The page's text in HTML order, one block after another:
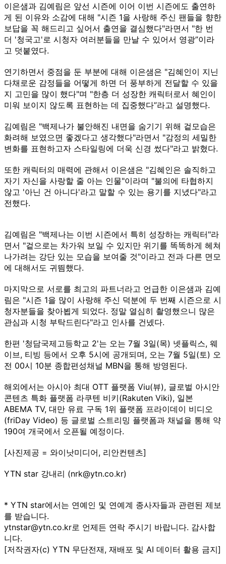
이은샘과 김예림은 앞선 시즌에 이어 이번 시즌에도 출연하
게 된 이유와 소감에 대해 "시즌 1을 사랑해 주신 팬들을 향한
보답을 꼭 해드리고 싶어서 출연을 결심했다"라면서 "한 번
더 '청국고'로 시청자 여러분들을 만날 수 있어서 영광”이라
고 덧붙였다.
연기하면서 중점을 둔 부분에 대해 이은샘은 "김혜인이 지닌
다채로운 감정들을 어떻게 하면 더 풍부하게 전달할 수 있을
지 고민을 많이 했다"며 "한층 더 성장한 캐릭터로서 혜인이
미워 보이지 않도록 표현하는 데 집중했다”라고 설명했다.
김예림은 "백제나가 불안해진 내면을 숨기기 위해 겉모습은
화려해 보였으면 좋겠다고 생각했다"라면서 "감정의 세밀한
변화를 표현하고자 스타일링에 더욱 신경 썼다"라고 밝혔다.
또한 캐릭터의 매력에 관해서 이은샘은 "김혜인은 솔직하고
자기 자신을 사랑할 줄 아는 인물"이라며 "불의에 타협하지
않고 '아닌 건 아니다'라고 말할 수 있는 용기를 지녔다"라고
전했다.
김예림은 "백제나는 이번 시즌에서 특히 성장하는 캐릭터"라
면서 "겉으로는 차가워 보일 수 있지만 위기를 똑똑하게 헤쳐
나가려는 강단 있는 모습을 보여줄 것"이라고 전과 다른 면모
에 대해서도 귀띔했다.
마지막으로 서로를 최고의 파트너라고 언급한 이은샘과 김예
림은 "시즌 1을 많이 사랑해 주신 덕분에 두 번째 시즌으로 시
청자분들을 찾아뵙게 되었다. 정말 열심히 촬영했으니 많은
관심과 시청 부탁드린다"라고 인사를 건넸다.
한편 '청담국제고등학교 2'는 오는 7월 3일(목) 넷플릭스, 웨
이브, 티빙 등에서 오후 5시에 공개되며, 오는 7월 5일(토) 오
전 00시 10분 종합편성채널 MBN을 통해 방영된다.
해외에서는 아시아 최대 OTT 플랫폼 Viu(뷰), 글로벌 아시안
콘텐츠 특화 플랫폼 라쿠텐 비키(Rakuten Viki), 일본
ABEMA TV, 대만 유료 구독 1위 플랫폼 프라이데이 비디오
(friDay Video) 등 글로벌 스트리밍 플랫폼과 채널을 통해 약
190여 개국에서 오픈될 예정이다.
[사진제공 = 와이낫미디어, 리안컨텐츠]
YTN star 강내리 (nrk@ytn.co.kr)
* YTN star에서는 연예인 및 연예계 종사자들과 관련된 제보
를 받습니다.
ytnstar@ytn.co.kr로 언제든 연락 주시기 바랍니다. 감사합
니다.
[저작권자(c) YTN 무단전재, 재배포 및 AI 데이터 활용 금지]